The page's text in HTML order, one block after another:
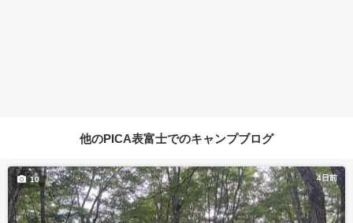
他のPICA表富士でのキャンプブログ
4日前
10